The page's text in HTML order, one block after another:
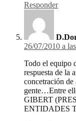
Responder
26/07/2010 a
Todo el equipo
respuesta de la
concetración de
gente…Entre
GIBERT
ENTIDADES